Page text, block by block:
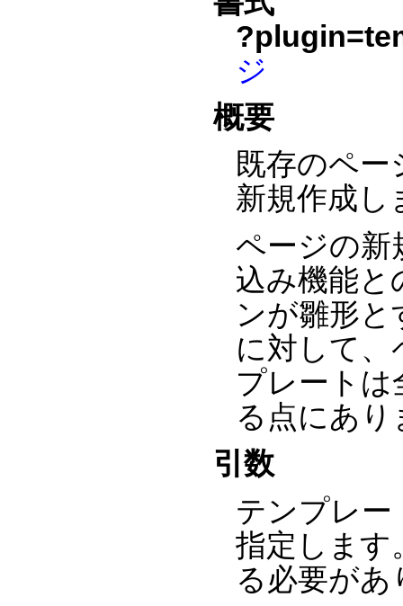
ジ
概要
既存のペ
新規作成し
ページの新
込み機能と
ンが雛形
に対して、
プレート
る点にあり
引数
テンプレ
指定します
る必要があ